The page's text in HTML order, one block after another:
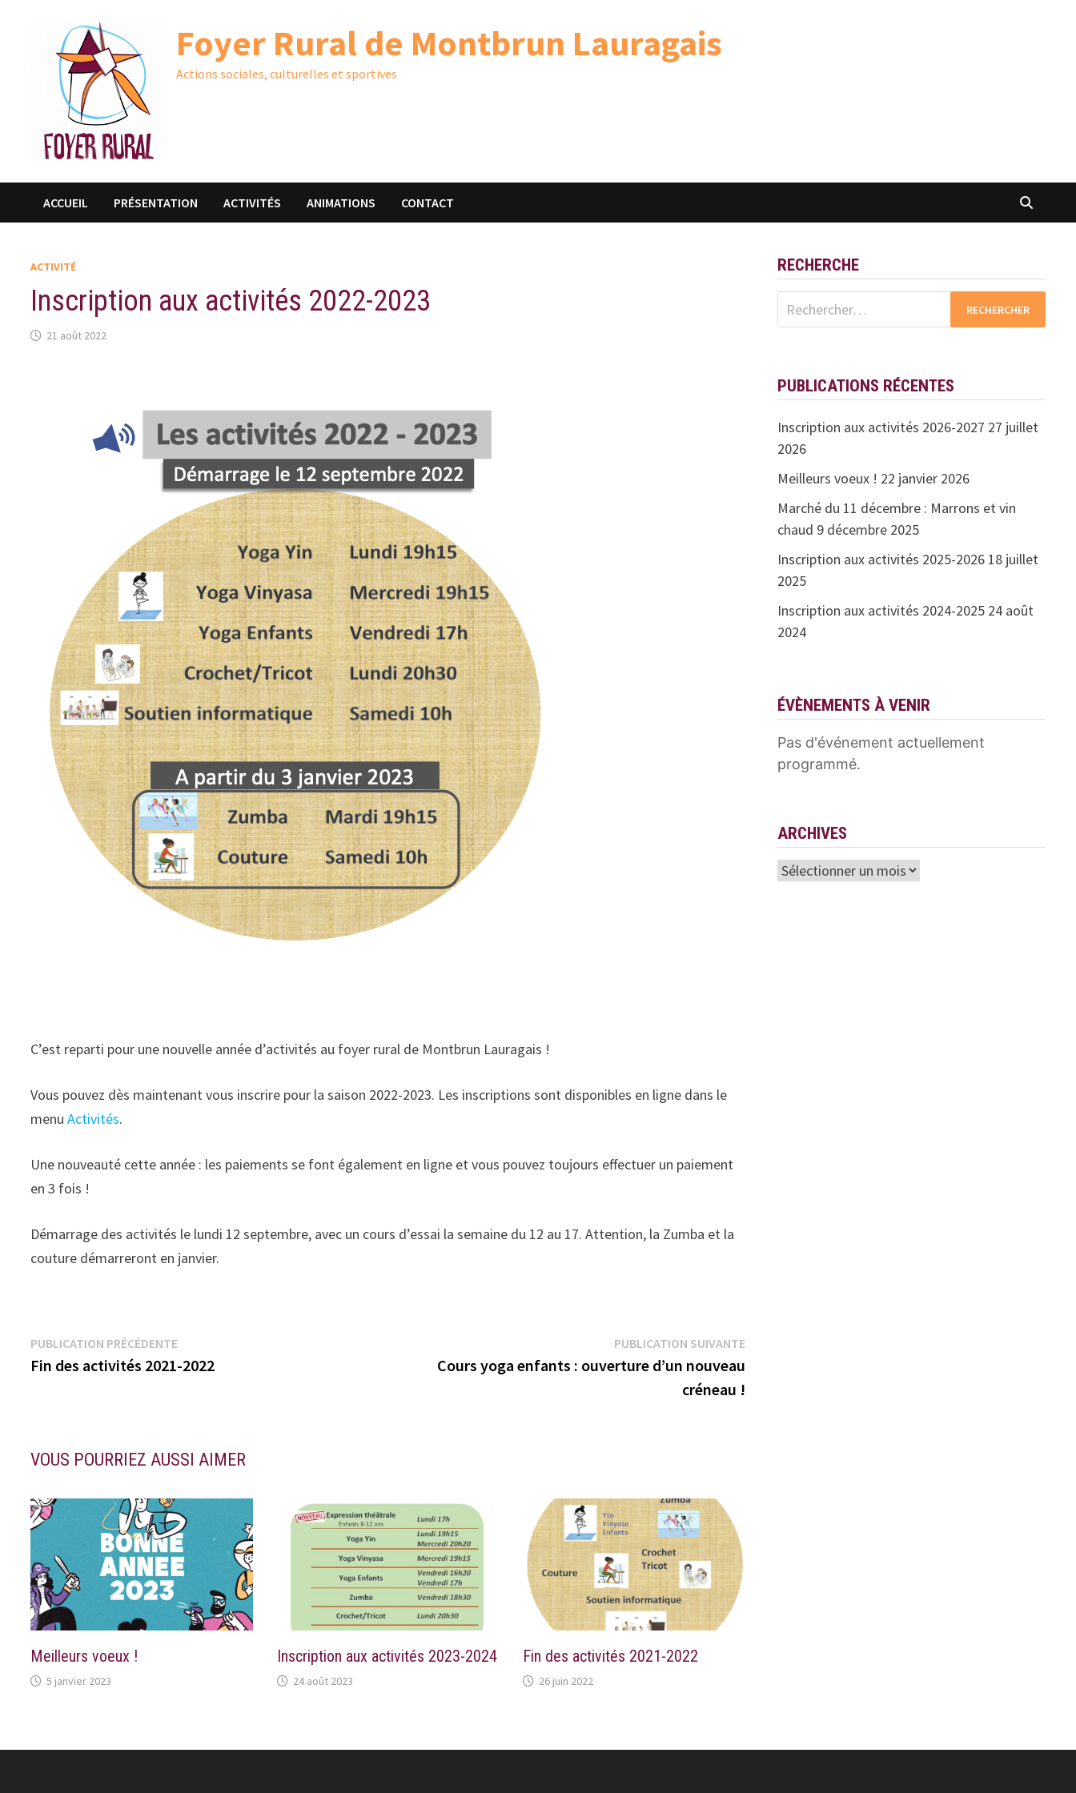
Foyer Rural de Montbrun Lauragais
Actions sociales, culturelles et sportives
ACCUEIL PRÉSENTATION ACTIVITÉS ANIMATIONS CONTACT
ACTIVITÉ
Inscription aux activités 2022-2023
21 août 2022
C’est reparti pour une nouvelle année d’activités au foyer rural de Montbrun Lauragais !
Vous pouvez dès maintenant vous inscrire pour la saison 2022-2023. Les inscriptions sont disponibles en ligne dans le
menuActivités.
Une nouveauté cette année : les paiements se font également en ligne et vous pouvez toujours effectuer un paiement
en 3 fois !
Démarrage des activités le lundi 12 septembre, avec un cours d’essai la semaine du 12 au 17. Attention, la Zumba et la
couture démarreront en janvier.
Navigation
de
PUBLICATION PRÉCÉDENTEPublication
précédente :
Fin des activités 2021-2022
PUBLICATION SUIVANTEPublication
suivante :
Cours yoga enfants : ouverture d’un nouveau
créneau !
VOUS POURRIEZ AUSSI AIMER
Meilleurs voeux !
5 janvier 2023
Inscription aux activités 2023-2024
24 août 2023
Fin des activités 2021-2022
26 juin 2022
RECHERCHE
Rechercher :
PUBLICATIONS RÉCENTES
Inscription aux activités 2026-2027 27 juillet
2026
Meilleurs voeux ! 22 janvier 2026
Marché du 11 décembre : Marrons et vin
chaud 9 décembre 2025
Inscription aux activités 2025-2026 18 juillet
2025
Inscription aux activités 2024-2025 24 août
2024
ÉVÈNEMENTS À VENIR
Pas d'événement actuellement
programmé.
ARCHIVES
Archives